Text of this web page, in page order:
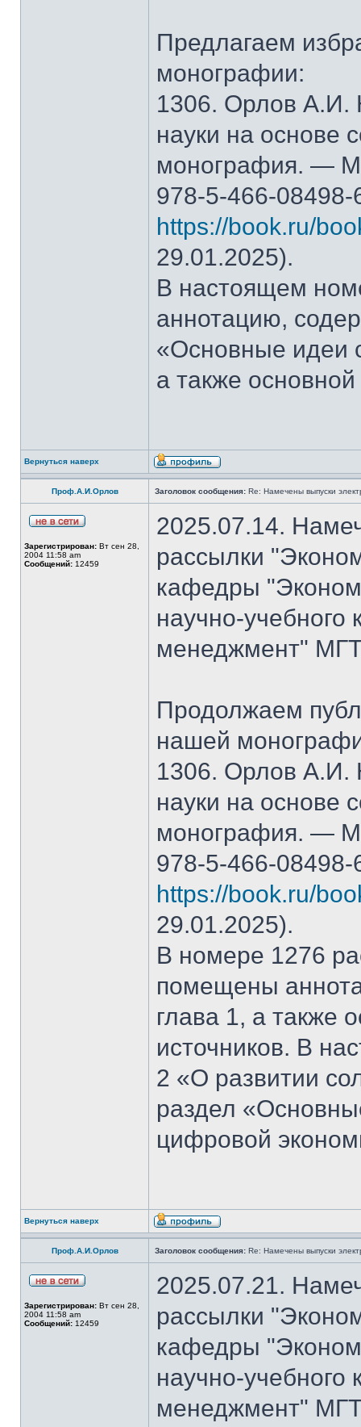
Предлагаем
монографии:
1306. Орлов А.И.
науки на основе
монография. —
978-5-466-
https://book.ru/
29.01.2025).
В настоящем
аннотацию,
«Основные идеи
а также
Вернуться наверх
Проф.А.И.Орлов Заголовок сообщения: Re: Намечены выпуски
Зарегистрирован: Вт сен 28,
2004 11:58 am
Сообщений: 12459
2025.07.14.
рассылки
кафедры
научно-
менеджмент"
Продолжаем
нашей
1306. Орлов А.И.
науки на основе
монография. —
978-5-466-
https://book.ru/
29.01.2025).
В номере 1276
помещены
глава 1, а также
источников. В
2 «О развитии
раздел
цифровой
Вернуться наверх
Проф.А.И.Орлов Заголовок сообщения: Re: Намечены выпуски
Зарегистрирован: Вт сен 28,
2004 11:58 am
Сообщений: 12459
2025.07.21.
рассылки
кафедры
научно-
менеджмент"